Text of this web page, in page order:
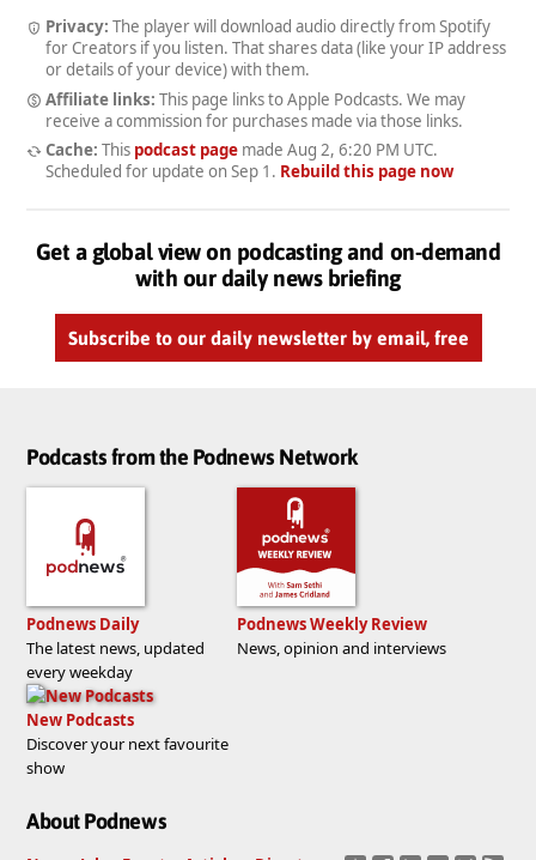
Privacy: The player will download audio directly from Spotify
for Creators if you listen. That shares data (like your IP address
or details of your device) with them.
Affiliate links: This page links to Apple Podcasts. We may
receive a commission for purchases made via those links.
Cache: This podcast pagemade Aug 2, 6:20 PM UTC.
Scheduled for update on Sep 1 . Rebuild this page now
Get a global view on podcasting and on-demand
with our daily news briefing
Subscribe to our daily newsletter by email, free
Podcasts from the Podnews Network
Podnews Daily
The latest news, updated
every weekday
Podnews Weekly Review
News, opinion and interviews
New Podcasts
Discover your next favourite
show
About Podnews